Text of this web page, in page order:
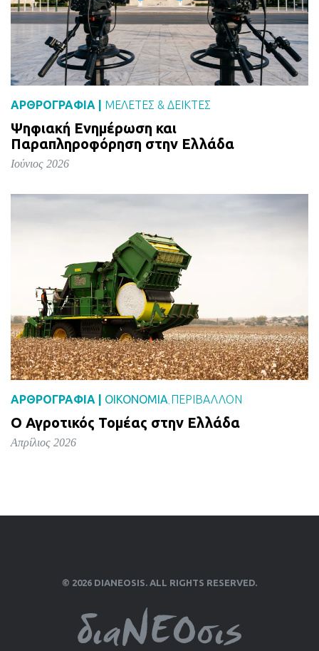
ΑΡΘΡΟΓΡΑΦΙΑ | ΜΕΛΈΤΕΣ & ΔΕΙΚΤΕΣ
Ψηφιακή Ενημέρωση και
Παραπληροφόρηση στην Ελλάδα
Ιούνιος 2026
ΑΡΘΡΟΓΡΑΦΙΑ | ΟΙΚΟΝΟΜΙΑ, ΠΕΡΙΒΑΛΛΟΝ
Ο Αγροτικός Τομέας στην Ελλάδα
Απρίλιος 2026
© 2026 DIANEOSIS. ALL RIGHTS RESERVED.